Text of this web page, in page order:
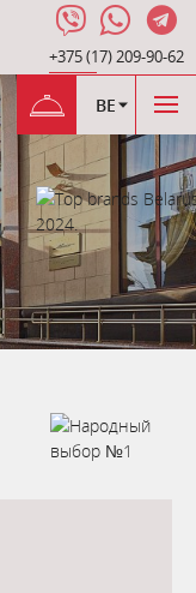
+375 (17) 209-90-62
BE